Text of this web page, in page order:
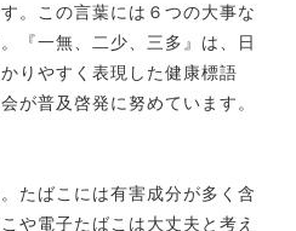
。この言葉には６つの大事な
『一無、二少、三多』は、日
りやすく表現した健康標語
が普及啓発に努めています。
たばこには有害成分が多く含
や電子たばこは大丈夫と考え